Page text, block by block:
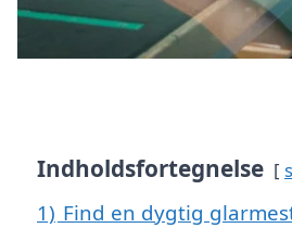
Indholdsfortegnelse
1) Find en dygtig